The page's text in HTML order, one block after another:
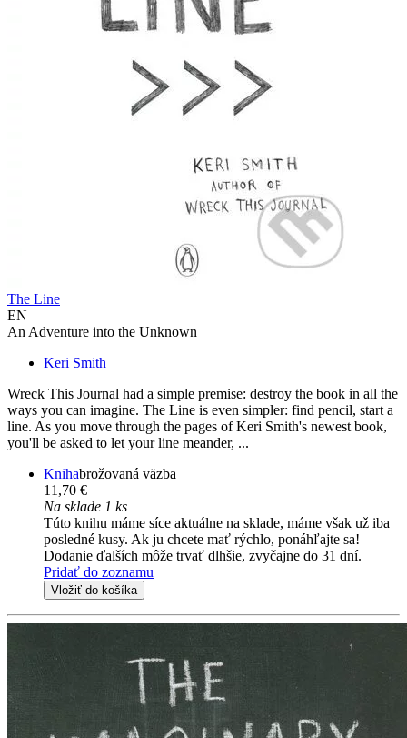
The Line
EN
An Adventure into the Unknown
Keri Smith
Wreck This Journal had a simple premise: destroy the book in all the
ways you can imagine. The Line is even simpler: find pencil, start a
line. As you move through the pages of Keri Smith's newest book,
you'll be asked to let your line meander, ...
Knihabrožovaná väzba
11,70 €
Na sklade 1 ks
Túto knihu máme síce aktuálne na sklade, máme však už iba
posledné kusy. Ak ju chcete mať rýchlo, ponáhľajte sa!
Dodanie ďalších môže trvať dlhšie, zvyčajne do 31 dní.
Pridať do zoznamu
Vložiť do košíka